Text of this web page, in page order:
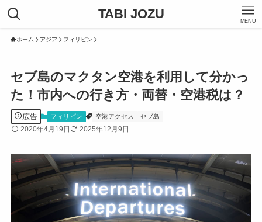
TABI JOZU MENU
ホーム アジア フィリピン
セブ島のマクタン空港を利用して分かっ
た！市内への行き方・両替・空港税は？
広告 フィリピン 空港アクセス セブ島
2020年4月19日 2025年12月9日